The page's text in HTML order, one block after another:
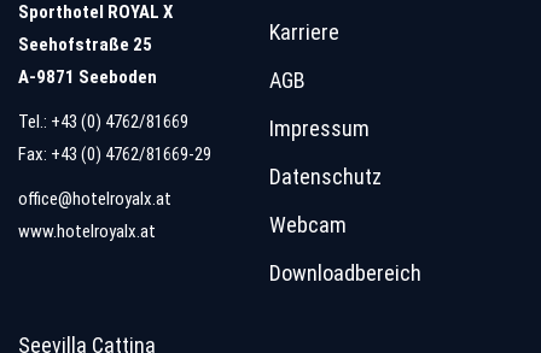
Sporthotel ROYAL X
Seehofstraße 25
A-9871 Seeboden
Tel.: +43 (0) 4762/81669
Fax: +43 (0) 4762/81669-29
office@hotelroyalx.at
www.hotelroyalx.at
Karriere
AGB
Impressum
Datenschutz
Webcam
Downloadbereich
Seevilla Cattina